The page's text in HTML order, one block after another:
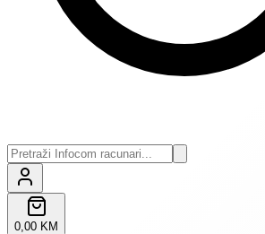
0,00 KM